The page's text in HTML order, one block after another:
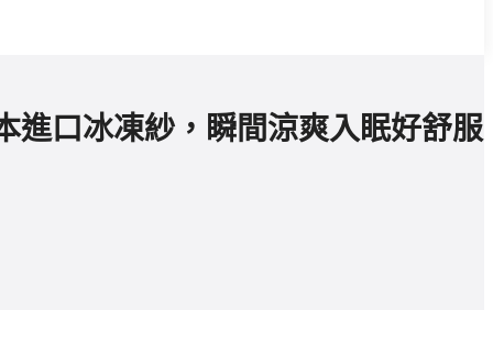
進口冰凍紗，瞬間涼爽入眠好舒服